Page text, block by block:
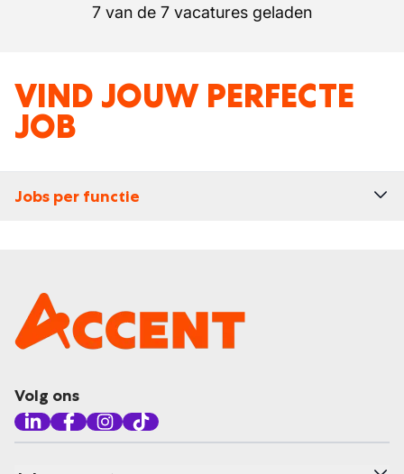
7 van de 7 vacatures geladen
VIND JOUW PERFECTE
JOB
Jobs per functie
Volg ons